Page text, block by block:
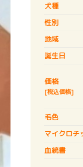
犬種
性別
地域
誕生日
価格
[税込価格]
毛色
マイクロチ
血統書